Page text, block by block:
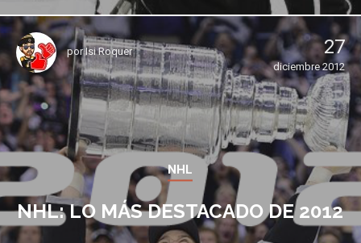
porIsi Roquer 27
diciembre 2012
NHL
NHL: LO MÁS DESTACADO DE 2012